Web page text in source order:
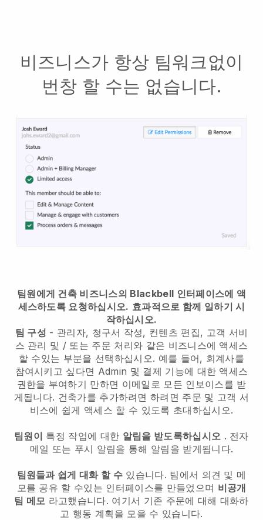
비즈니스가 항상 팀워크없이
번창 할 수는 없습니다.
팀원에게 건축 비즈니스의 Blackbell 인터페이스에 액
세스하도록 요청하십시오. 효과적으로 함께 일하기 시
작하십시오.
팀 구성 - 관리자, 청구서 작성, 컨텐츠 편집, 고객 서비
스 관리 및 / 또는 주문 처리와 같은 비즈니스에 액세스
할 수있는 부분을 선택하십시오. 예를 들어, 회계사를
참여시키고 싶다면 Admin 및 결제 기능에 대한 액세스
권한을 부여하기 만하면 이메일로 모든 인보이스를 받
게됩니다. 건축가를 추가하려면 하려면 주문 및 고객 서
비스에 쉽게 액세스 할 수 있도록 초대하십시오.
팀원이 특정 작업에 대한 알림을 받도록하십시오 . 전자
메일 또는 푸시 알림을 통해 알림을 받게됩니다.
팀원들과 쉽게 대화 할 수 있습니다. 팀에서 의견 및 메
모를 공유 할 수있는 인터페이스를 만들었으며 비공개
팀 메모 라고했습니다. 여기서 기존 주문에 대해 대화하
고 행동 계획을 모을 수 있습니다.